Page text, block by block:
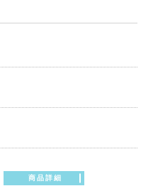
商品詳細